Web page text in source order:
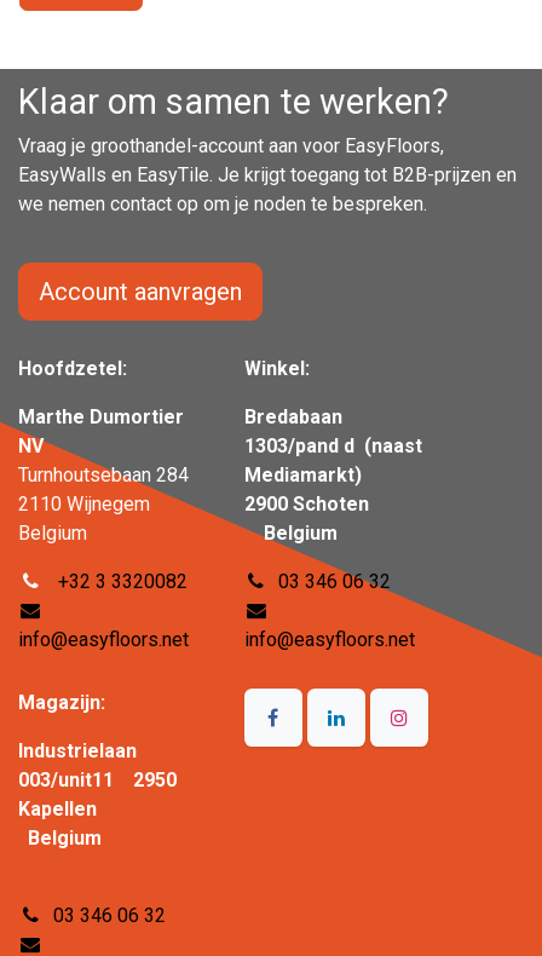
Klaar om samen te werken?
Vraag je groothandel-account aan voor EasyFloors,
EasyWalls en EasyTile. Je krijgt toegang tot B2B-prijzen en
we nemen contact op om je noden te bespreken.
Hoofdzetel:
Marthe Dumortier
NV
Turnhoutsebaan 284
2110 Wijnegem
Belgium
+32 3 3320082
info@easyfloors.net
Winkel:
Bredabaan
1303/pand d (naast
Mediamarkt)
2900 Schoten
Belgium
03 346 06 32
info@easyfloors.net
Magazijn:
Industrielaan
003/unit11 2950
Kapellen
Belgium
03 346 06 32
Account aanvragen